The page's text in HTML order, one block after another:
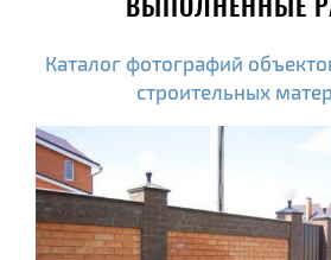
ВЫПОЛНЕННЫЕ
Каталог фотографий
строительных